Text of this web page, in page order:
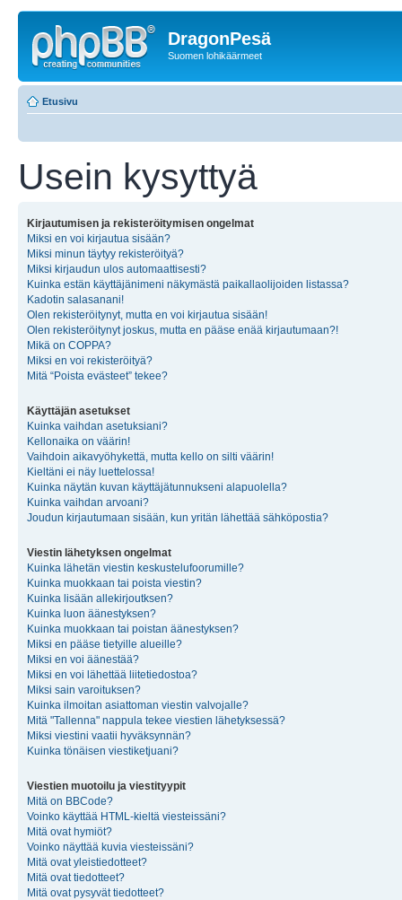
DragonPesä
Suomen lohikäärmeet
Etusivu
Usein kysyttyä
Kirjautumisen ja rekisteröitymisen ongelmat
Miksi en voi kirjautua sisään?
Miksi minun täytyy rekisteröityä?
Miksi kirjaudun ulos automaattisesti?
Kuinka estän käyttäjänimeni näkymästä paikallaolijoiden listassa?
Kadotin salasanani!
Olen rekisteröitynyt, mutta en voi kirjautua sisään!
Olen rekisteröitynyt joskus, mutta en pääse enää kirjautumaan?!
Mikä on COPPA?
Miksi en voi rekisteröityä?
Mitä “Poista evästeet” tekee?
Käyttäjän asetukset
Kuinka vaihdan asetuksiani?
Kellonaika on väärin!
Vaihdoin aikavyöhykettä, mutta kello on silti väärin!
Kieltäni ei näy luettelossa!
Kuinka näytän kuvan käyttäjätunnukseni alapuolella?
Kuinka vaihdan arvoani?
Joudun kirjautumaan sisään, kun yritän lähettää sähköpostia?
Viestin lähetyksen ongelmat
Kuinka lähetän viestin keskustelufoorumille?
Kuinka muokkaan tai poista viestin?
Kuinka lisään allekirjoutksen?
Kuinka luon äänestyksen?
Kuinka muokkaan tai poistan äänestyksen?
Miksi en pääse tietyille alueille?
Miksi en voi äänestää?
Miksi en voi lähettää liitetiedostoa?
Miksi sain varoituksen?
Kuinka ilmoitan asiattoman viestin valvojalle?
Mitä "Tallenna" nappula tekee viestien lähetyksessä?
Miksi viestini vaatii hyväksynnän?
Kuinka tönäisen viestiketjuani?
Viestien muotoilu ja viestityypit
Mitä on BBCode?
Voinko käyttää HTML-kieltä viesteissäni?
Mitä ovat hymiöt?
Voinko näyttää kuvia viesteissäni?
Mitä ovat yleistiedotteet?
Mitä ovat tiedotteet?
Mitä ovat pysyvät tiedotteet?